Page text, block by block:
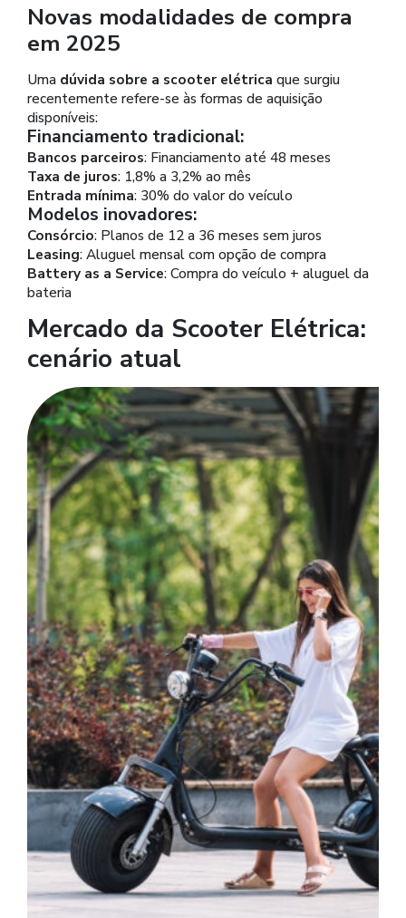
Novas modalidades de compra
em 2025
Uma dúvida sobre a scooter elétrica que surgiu
recentemente refere-se às formas de aquisição
disponíveis:
Financiamento tradicional:
Bancos parceiros: Financiamento até 48 meses
Taxa de juros: 1,8% a 3,2% ao mês
Entrada mínima: 30% do valor do veículo
Modelos inovadores:
Consórcio: Planos de 12 a 36 meses sem juros
Leasing: Aluguel mensal com opção de compra
Battery as a Service: Compra do veículo + aluguel da
bateria
Mercado da Scooter Elétrica:
cenário atual